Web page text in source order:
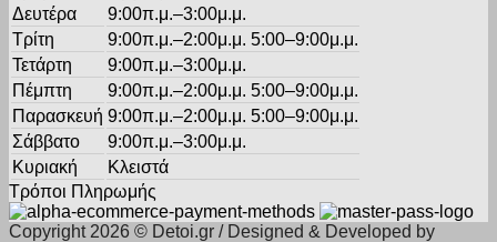
Δευτέρα
9:00π.μ.–3:00μ.μ.
Τρίτη
9:00π.μ.–2:00μ.μ. 5:00–9:00μ.μ.
Τετάρτη
9:00π.μ.–3:00μ.μ.
Πέμπτη
9:00π.μ.–2:00μ.μ. 5:00–9:00μ.μ.
Παρασκευή 9:00π.μ.–2:00μ.μ. 5:00–9:00μ.μ.
Σάββατο
9:00π.μ.–3:00μ.μ.
Κυριακή
Κλειστά
Τρόποι Πληρωμής
Copyright 2026 © Detoi.gr / Designed & Developed by